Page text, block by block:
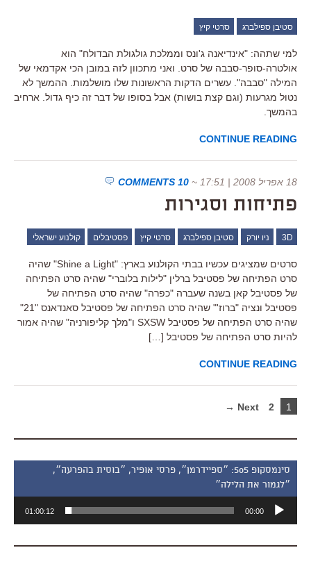
סטיבן ספילברג סרטי קיץ
למי שתהה: "אינדיאנה ג'ונס וממלכת גולגולת הבדולח" הוא
אולטרה-סופר-סבבה של סרט. ואני מתכוון לזה במובן הכי אקדמאי של
המילה "סבבה". עשרים הדקות הראשונות שלו מושלמות. ההמשך לא
נטול מגרעות (וגם קצת בושות) אבל בסופו של דבר זה כיף גדול. ארחיב
בהמשך.
CONTINUE READING
18 אפריל 2008 | 17:51 ~
10 COMMENTS
פתיחות וסגירות
3D ניו יורק סטיבן ספילברג סרטי קיץ פסטיבלים קולנוע ישראלי
סרטים שמציגים עכשיו בבתי הקולנוע בארץ: "Shine a Light" שהיה
סרט הפתיחה של פסטיבל ברלין "לילות בלוברי" שהיה סרט הפתיחה
של פסטיבל קאן בשנה שעברה "כפרה" שהיה סרט הפתיחה של
פסטיבל ונציה "ברוז'" שהיה סרט הפתיחה של פסטיבל סאנדאנס "21"
שהיה סרט הפתיחה של פסטיבל SXSW ו"מלך קליפורניה" שהיה אמור
להיות סרט הפתיחה של פסטיבל […]
CONTINUE READING
1
2
Next →
סינמסקופ 505: ״ספיידרמן״, פרסי אופיר, ״בוסית בהפרעה״,
״לגמור את הלילה״
אודיו
00:00
01:00:12